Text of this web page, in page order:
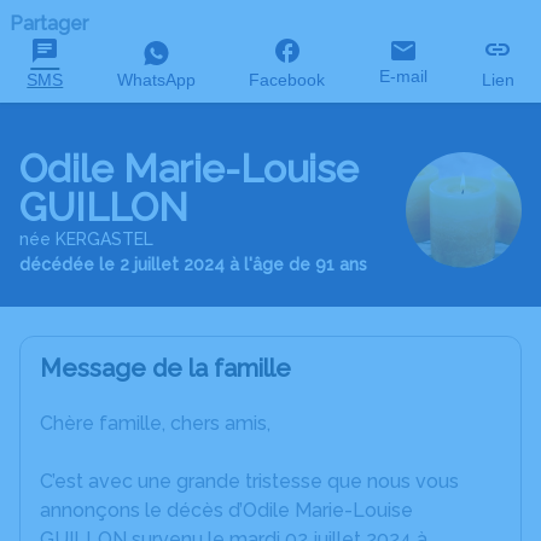
Partager
SMS WhatsApp Facebook E-mail Lien
Odile Marie-Louise
GUILLON
née KERGASTEL
décédée le 2 juillet 2024 à l'âge de 91 ans
Message de la famille
Chère famille, chers amis,
C’est avec une grande tristesse que nous vous
annonçons le décès d’Odile Marie-Louise